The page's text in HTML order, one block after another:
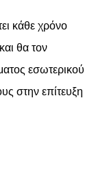
κάθε χρόνο
θα τον
εσωτερικού
στην επίτευξη